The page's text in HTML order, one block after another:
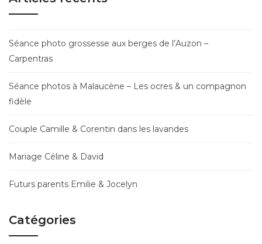
Séance photo grossesse aux berges de l’Auzon –
Carpentras
Séance photos à Malaucène – Les ocres & un compagnon
fidèle
Couple Camille & Corentin dans les lavandes
Mariage Céline & David
Futurs parents Emilie & Jocelyn
Catégories